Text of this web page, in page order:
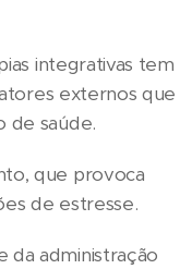
integrativas tem
externos que
de saúde.
que provoca
de estresse.
da administração